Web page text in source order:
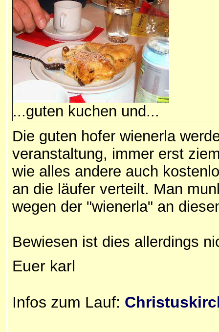
...guten kuchen und...
Die guten hofer wienerla
veranstaltung, immer erst
wie alles andere auch
an die läufer verteilt. Man
wegen der "wienerla" an
Bewiesen ist dies allerdings
Euer karl
Infos zum Lauf: